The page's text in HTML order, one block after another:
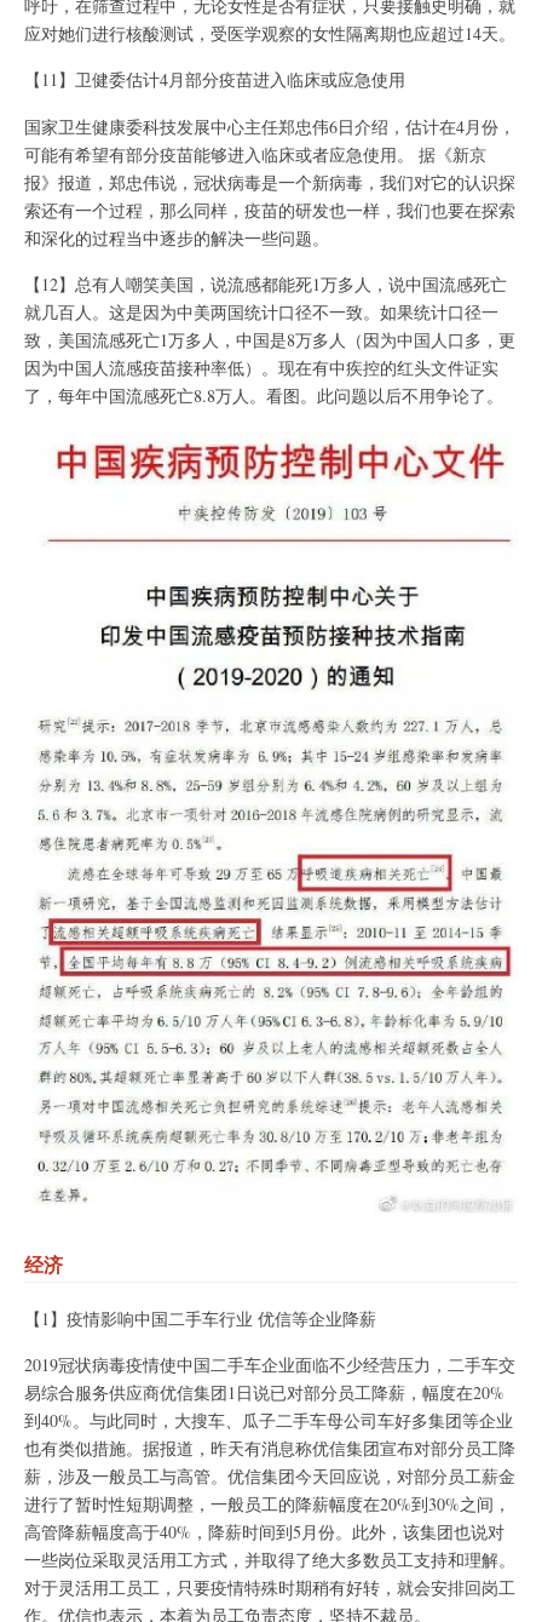
呼吁，在筛查过程中，无论女性是否有症状，只要接触史明确，就
应对她们进行核酸测试，受医学观察的女性隔离期也应超过14天。
【11】卫健委估计4月部分疫苗进入临床或应急使用
国家卫生健康委科技发展中心主任郑忠伟6日介绍，估计在4月份，
可能有希望有部分疫苗能够进入临床或者应急使用。 据《新京
报》报道，郑忠伟说，冠状病毒是一个新病毒，我们对它的认识探
索还有一个过程，那么同样，疫苗的研发也一样，我们也要在探索
和深化的过程当中逐步的解决一些问题。
【12】总有人嘲笑美国，说流感都能死1万多人，说中国流感死亡
就几百人。这是因为中美两国统计口径不一致。如果统计口径一
致，美国流感死亡1万多人，中国是8万多人（因为中国人口多，更
因为中国人流感疫苗接种率低）。现在有中疾控的红头文件证实
了，每年中国流感死亡8.8万人。看图。此问题以后不用争论了。
经济
【1】疫情影响中国二手车行业 优信等企业降薪
2019冠状病毒疫情使中国二手车企业面临不少经营压力，二手车交
易综合服务供应商优信集团1日说已对部分员工降薪，幅度在20%
到40%。与此同时，大搜车、瓜子二手车母公司车好多集团等企业
也有类似措施。据报道，昨天有消息称优信集团宣布对部分员工降
薪，涉及一般员工与高管。优信集团今天回应说，对部分员工薪金
进行了暂时性短期调整，一般员工的降薪幅度在20%到30%之间，
高管降薪幅度高于40%，降薪时间到5月份。此外，该集团也说对
一些岗位采取灵活用工方式，并取得了绝大多数员工支持和理解。
对于灵活用工员工，只要疫情特殊时期稍有好转，就会安排回岗工
作。优信也表示，本着为员工负责态度，坚持不裁员。